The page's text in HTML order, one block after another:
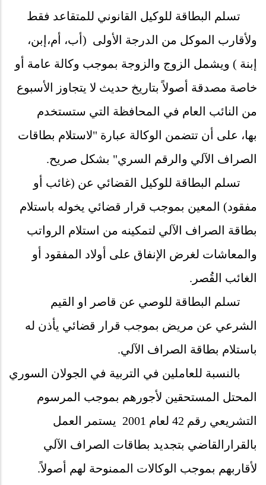
تسلم البطاقة للوكيل القانوني للمتقاعد فقط
ولأقارب الموكل من الدرجة الأولى ) أب، أم،إبن،
إبنة ( ويشمل الزوج والزوجة بموجب وكالة عامة أو
خاصة مصدقة أصولاً بتاريخ حديث لا يتجاوز الأسبوع
من النائب العام في المحافظة التي ستستخدم
بها، على أن تتضمن الوكالة عبارة "لاستلام بطاقات
الصراف الآلي والرقم السري" بشكل صريح.
تسلم البطاقة للوكيل القضائي عن )غائب أو
مفقود( المعين بموجب قرار قضائي يخوله باستلام
بطاقة الصراف الآلي لتمكينه من استلام الرواتب
والمعاشات لغرض الإنفاق على أولاد المفقود أو
الغائب القُصر.
تسلم البطاقة للوصي عن قاصر او القيم
الشرعي عن مريض بموجب قرار قضائي يأذن له
باستلام بطاقة الصراف الآلي.
بالنسبة للعاملين في التربية في الجولان السوري
المحتل المستحقين لأجورهم بموجب المرسوم
التشريعي رقم 42 لعام 2001 يستمر العمل
بالقرارالقاضي بتجديد بطاقات الصراف الآلي
لأقاربهم بموجب الوكالات الممنوحة لهم أصولاً.